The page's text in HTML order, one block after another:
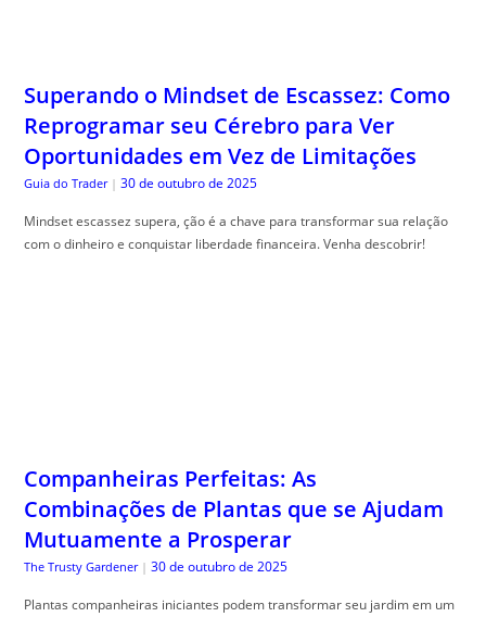
Superando o Mindset de Escassez: Como
Reprogramar seu Cérebro para Ver
Oportunidades em Vez de Limitações
Guia do Trader | 30 de outubro de 2025
Mindset escassez supera, ção é a chave para transformar sua relação
com o dinheiro e conquistar liberdade financeira. Venha descobrir!
Companheiras Perfeitas: As
Combinações de Plantas que se Ajudam
Mutuamente a Prosperar
The Trusty Gardener | 30 de outubro de 2025
Plantas companheiras iniciantes podem transformar seu jardim em um